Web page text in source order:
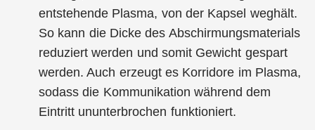
entstehende Plasma, von der Kapsel weghält.
So kann die Dicke des Abschirmungsmaterials
reduziert werden und somit Gewicht gespart
werden. Auch erzeugt es Korridore im Plasma,
sodass die Kommunikation während dem
Eintritt ununterbrochen funktioniert.